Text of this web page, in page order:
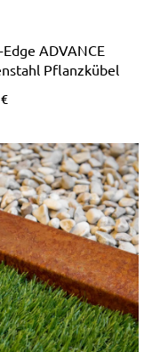
ADVANCE
Pflanzkübel